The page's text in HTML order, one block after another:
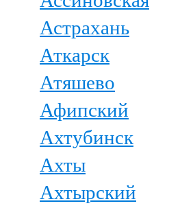
Астрахань
Аткарск
Атяшево
Афипский
Ахтубинск
Ахты
Ахтырский